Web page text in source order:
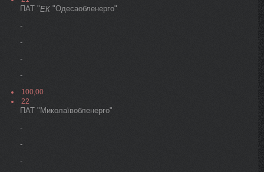
ПАТ "ЕК "Одесаобленерго"
-
-
-
-
100,00
22
ПАТ "Миколаївобленерго"
-
-
-